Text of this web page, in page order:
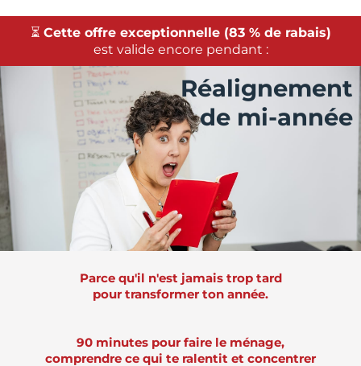
⏳ Cette offre exceptionnelle (83 % de rabais)
est valide encore pendant :
Réalignement
de mi-année
Parce qu'il n'est jamais trop tard
pour transformer ton année.
90 minutes pour faire le ménage,
comprendre ce qui te ralentit et concentrer